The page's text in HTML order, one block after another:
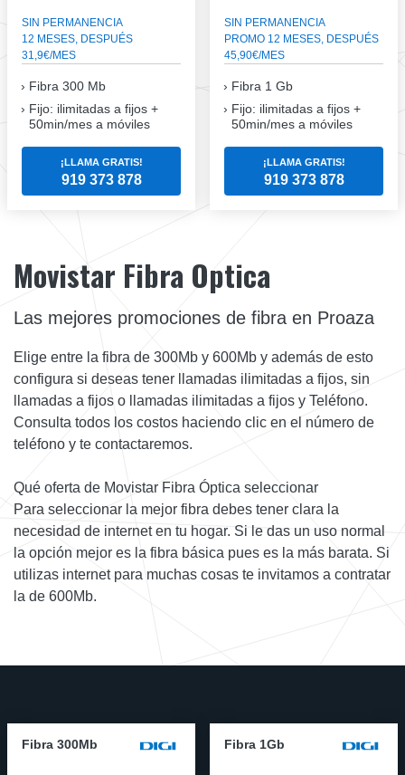
SIN PERMANENCIA
12 MESES, DESPUÉS
31,9€/MES
Fibra 300 Mb
Fijo: ilimitadas a fijos +
50min/mes a móviles
¡LLAMA GRATIS!
919 373 878
SIN PERMANENCIA
PROMO 12 MESES, DESPUÉS
45,90€/MES
Fibra 1 Gb
Fijo: ilimitadas a fijos +
50min/mes a móviles
¡LLAMA GRATIS!
919 373 878
Movistar Fibra Optica
Las mejores promociones de fibra en Proaza
Elige entre la fibra de 300Mb y 600Mb y además de esto
configura si deseas tener llamadas ilimitadas a fijos, sin
llamadas a fijos o llamadas ilimitadas a fijos y Teléfono.
Consulta todos los costos haciendo clic en el número de
teléfono y te contactaremos.
Qué oferta de Movistar Fibra Óptica seleccionar
Para seleccionar la mejor fibra debes tener clara la
necesidad de internet en tu hogar. Si le das un uso normal
la opción mejor es la fibra básica pues es la más barata. Si
utilizas internet para muchas cosas te invitamos a contratar
la de 600Mb.
Fibra 300Mb Fibra 1Gb